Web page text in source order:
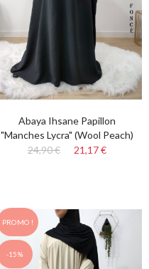
Abaya Ihsane Papillon
"manches Lycra" (Wool Peach)
24,90 €
21,17 €
PROMO !
-15%